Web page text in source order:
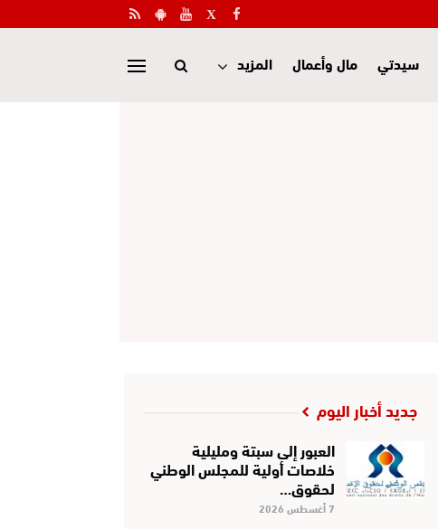
سيدتي مال وأعمال المزيد
جديد أخبار اليوم
العبور إلى سبتة ومليلية
خلاصات أولية للمجلس الوطني
لحقوق…
7 أغسطس 2026